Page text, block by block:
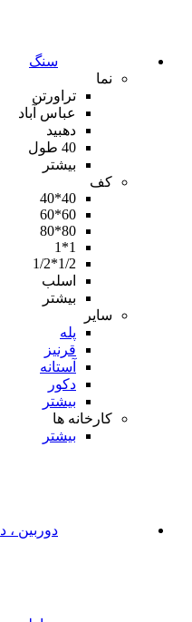
سنگ
نما
تراورتن
عباس آباد
دهبید
40 طول
بیشتر
کف
40*40
60*60
80*80
1*1
1/2*1/2
اسلب
بیشتر
سایر
پله
قرنیز
آستانه
دکور
بیشتر
کارخانه ها
بیشتر
دوربین ،